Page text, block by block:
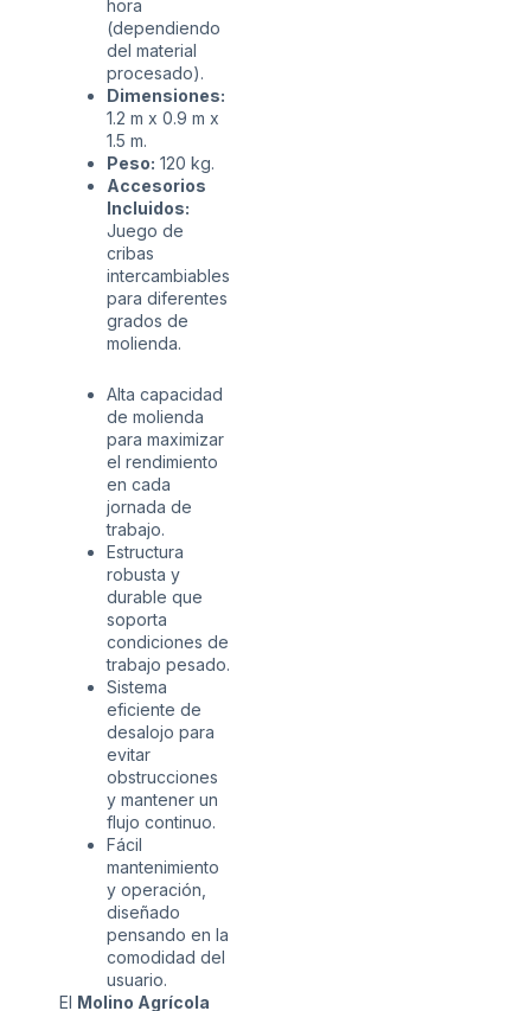
hora
(dependiendo
del material
procesado).
Dimensiones:
1.2 m x 0.9 m x
1.5 m.
Peso: 120 kg.
Accesorios
Incluidos:
Juego de
cribas
intercambiables
para diferentes
grados de
molienda.
Alta capacidad
de molienda
para maximizar
el rendimiento
en cada
jornada de
trabajo.
Estructura
robusta y
durable que
soporta
condiciones de
trabajo pesado.
Sistema
eficiente de
desalojo para
evitar
obstrucciones
y mantener un
flujo continuo.
Fácil
mantenimiento
y operación,
diseñado
pensando en la
comodidad del
usuario.
El Molino Agrícola